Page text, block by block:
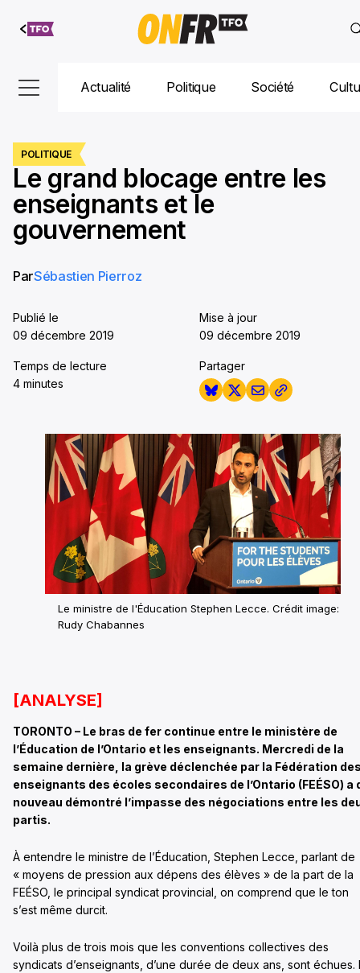
Aller au
contenu
Actualité Politique Société
POLITIQUE
Le grand blocage entre les
enseignants et le
gouvernement
ParSébastien Pierroz
Publié le
09 décembre 2019
Mise à jour
09 décembre 2019
Temps de lecture
4 minutes
Partager
Le ministre de l'Éducation Stephen Lecce. Crédit image:
Rudy Chabannes
[ANALYSE]
TORONTO – Le bras de fer continue entre le ministère de
l’Éducation de l’Ontario et les enseignants. Mercredi de la
semaine dernière, la grève déclenchée par la Fédération
enseignants des écoles secondaires de l’Ontario (FEÉSO) a
nouveau démontré l’impasse des négociations entre les
partis.
À entendre le ministre de l’Éducation, Stephen Lecce, parlant de
« moyens de pression aux dépens des élèves » de la part de la
FEÉSO, le principal syndicat provincial, on comprend que le ton
s’est même durcit.
Voilà plus de trois mois que les conventions collectives des
syndicats d’enseignants, d’une durée de deux ans, sont échues.